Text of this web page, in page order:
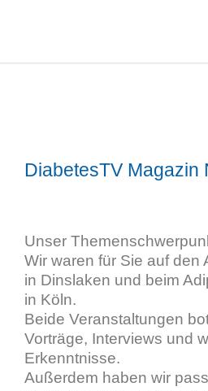
DiabetesTV Magazin
Unser
Wir waren für Sie auf den
in Dinslaken und beim
in Köln.
Beide Veranstaltungen
Vorträge, Interviews und
Erkenntnisse.
Außerdem haben wir